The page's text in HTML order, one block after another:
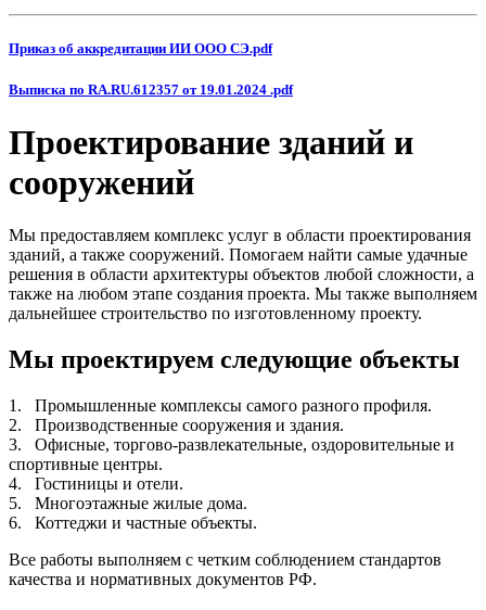
Приказ об аккредитации ИИ ООО СЭ.pdf
Выписка по RA.RU.612357 от 19.01.2024 .pdf
Проектирование зданий и
сооружений
Мы предоставляем комплекс услуг в области проектирования
зданий, а также сооружений. Помогаем найти самые удачные
решения в области архитектуры объектов любой сложности, а
также на любом этапе создания проекта. Мы также выполняем
дальнейшее строительство по изготовленному проекту.
Мы проектируем следующие объекты
1.
Промышленные комплексы самого разного профиля.
2.
Производственные сооружения и здания.
3.
Офисные, торгово-развлекательные, оздоровительные и
спортивные центры.
4.
Гостиницы и отели.
5.
Многоэтажные жилые дома.
6.
Коттеджи и частные объекты.
Все работы выполняем с четким соблюдением стандартов
качества и нормативных документов РФ.